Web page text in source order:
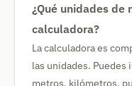
¿Qué unidades de
calculadora?
La calculadora es
las unidades. Puedes
metros, kilómetros,